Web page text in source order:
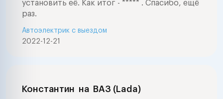
установить её. Как итог - ***** . Спасибо, ещё
раз.
2022-12-21
Автоэлектрик с выездом
Константин на ВАЗ (Lada)